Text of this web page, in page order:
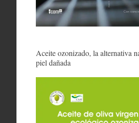
Aceite ozonizado, la alternativa
piel dañada